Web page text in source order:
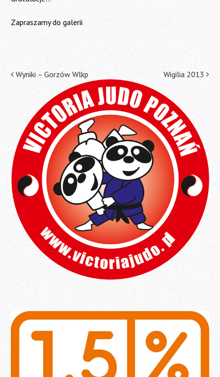
Zapraszamy do galerii
Post
navigation
Wyniki – Gorzów Wlkp Wigilia 2013